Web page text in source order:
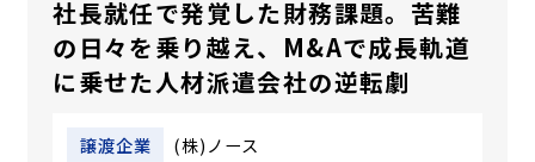
社長就任で発覚した財務課題。苦難
の日々を乗り越え、M&Aで成長軌道
に乗せた人材派遣会社の逆転劇
譲渡企業
(株)ノース